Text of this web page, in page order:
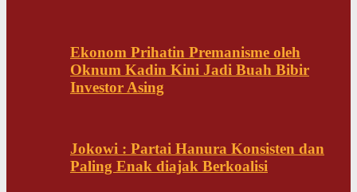
Ekonom Prihatin Premanisme oleh
Oknum Kadin Kini Jadi Buah Bibir
Investor Asing
Jokowi : Partai Hanura Konsisten dan
Paling Enak diajak Berkoalisi